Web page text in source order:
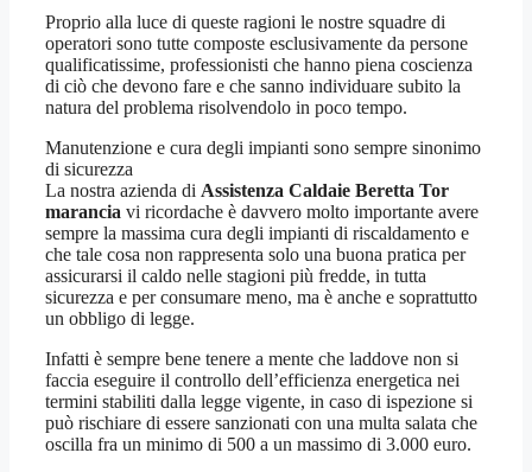
Proprio alla luce di queste ragioni le nostre squadre di
operatori sono tutte composte esclusivamente da persone
qualificatissime, professionisti che hanno piena coscienza
di ciò che devono fare e che sanno individuare subito la
natura del problema risolvendolo in poco tempo.
Manutenzione e cura degli impianti sono sempre sinonimo
di sicurezza
La nostra azienda di Assistenza Caldaie Beretta Tor
marancia vi ricordache è davvero molto importante avere
sempre la massima cura degli impianti di riscaldamento e
che tale cosa non rappresenta solo una buona pratica per
assicurarsi il caldo nelle stagioni più fredde, in tutta
sicurezza e per consumare meno, ma è anche e soprattutto
un obbligo di legge.
Infatti è sempre bene tenere a mente che laddove non si
faccia eseguire il controllo dell’efficienza energetica nei
termini stabiliti dalla legge vigente, in caso di ispezione si
può rischiare di essere sanzionati con una multa salata che
oscilla fra un minimo di 500 a un massimo di 3.000 euro.